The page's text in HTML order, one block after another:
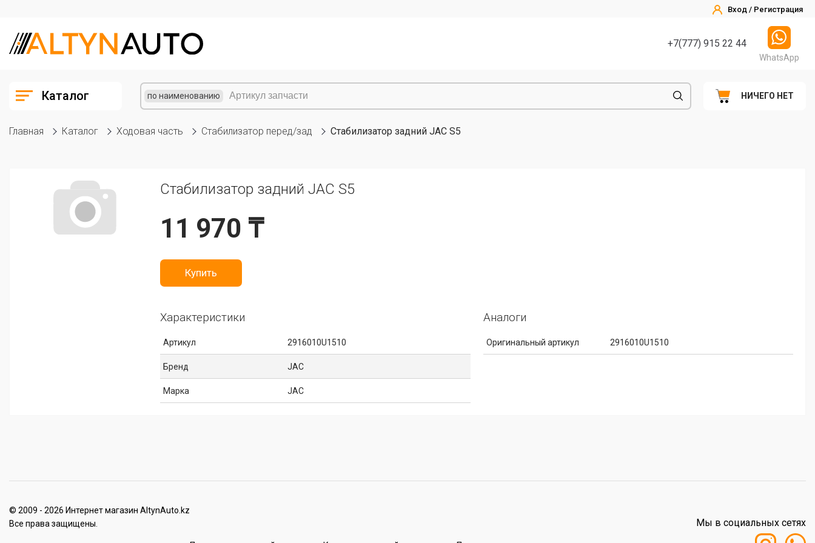
Вход / Регистрация
+7(777) 915 22 44
WhatsApp
Каталог по наименованию НИЧЕГО НЕТ
Главная Каталог Ходовая часть Стабилизатор перед/зад Стабилизатор задний JAC S5
Стабилизатор задний JAC S5
11 970 ₸
Купить
Характеристики
Артикул 2916010U1510
Бренд JAC
Марка JAC
Аналоги
Оригинальный артикул 2916010U1510
© 2009 - 2026 Интернет магазин AltynAuto.kz
Все права защищены.
Мы в социальных сетях